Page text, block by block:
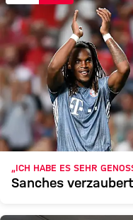
„ICH HABE ES SEHR
Sanches